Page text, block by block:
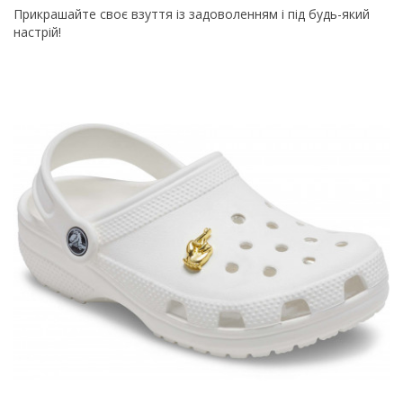
Прикрашайте своє взуття із задоволенням і під будь-який
настрій!